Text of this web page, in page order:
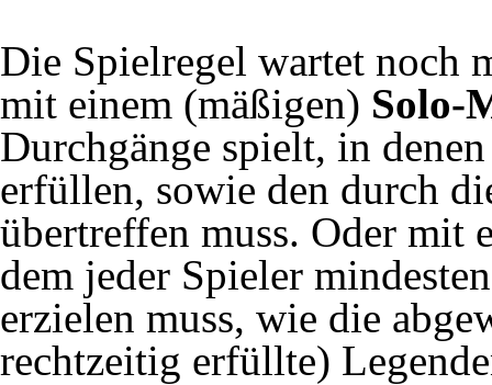
Die Spielregel wartet noch
mit einem (mäßigen) Solo-
Durchgänge spielt, in
erfüllen, sowie den durch
übertreffen muss. Oder mit
dem jeder Spieler
erzielen muss, wie die
rechtzeitig erfüllte)